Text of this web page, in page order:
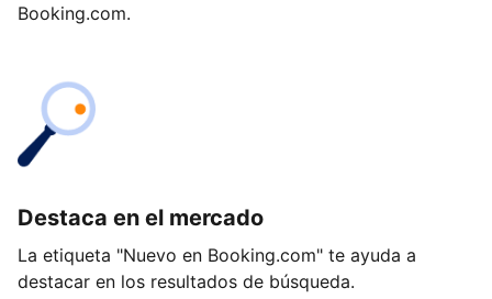
Booking.com.
Destaca en el mercado
La etiqueta "Nuevo en Booking.com" te ayuda a
destacar en los resultados de búsqueda.